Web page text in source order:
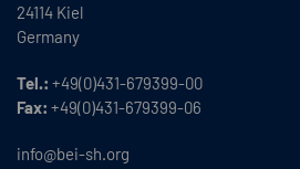
24114 Kiel
Germany
Tel.: +49(0)431-679399-00
Fax: +49(0)431-679399-06
info@bei-sh.org